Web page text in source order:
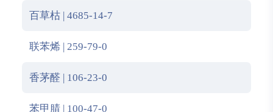
百草枯 | 4685-14-7
联苯烯 | 259-79-0
香茅醛 | 106-23-0
苯甲腈 | 100-47-0